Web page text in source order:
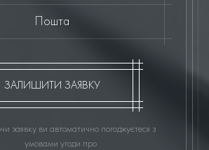
Пошта
ЗАЛИШИТИ ЗАЯВКУ
заявку ви автоматично погоджуєтеся з
умовами угоди про